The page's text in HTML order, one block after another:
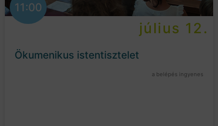
11:00
július 12.
Ökumenikus istentisztelet
a belépés ingyenes